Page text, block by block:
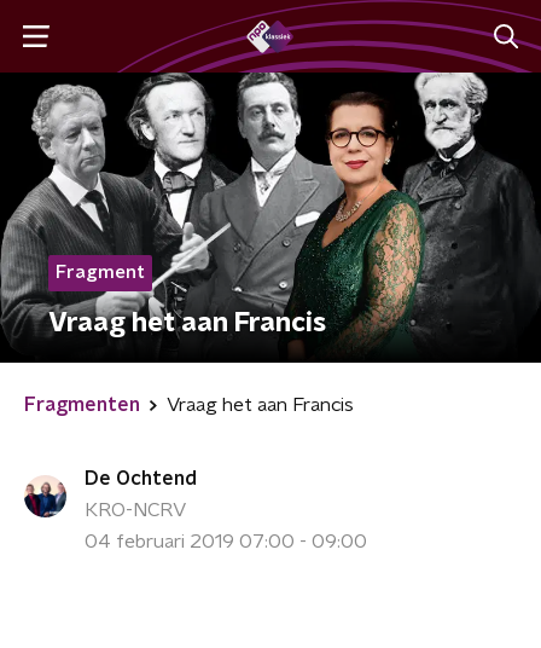
Fragment
Vraag het aan Francis
Fragmenten Vraag het aan Francis
De Ochtend
KRO-NCRV
04 februari 2019 07:00 - 09:00